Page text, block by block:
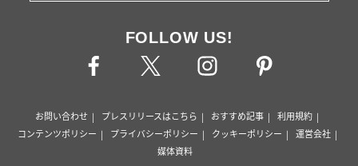
FOLLOW US!
お問い合わせ プレスリリースはこちら おすすめ記事
利用規約
コンテンツポリシー
プライバシーポリシー クッキーポリシー
運営会社
媒体資料